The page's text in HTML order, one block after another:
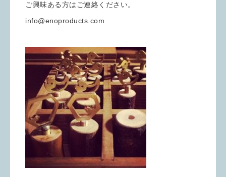
ご興味ある方はご連絡ください。
info@enoproducts.com